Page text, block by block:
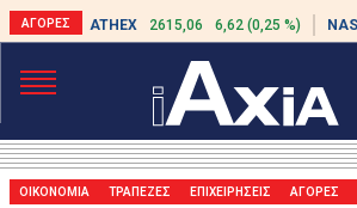
ATHEX 2615,06 6,62 (0,25 %)
ΟΙΚΟΝΟΜΙΑ ΤΡΑΠΕΖΕΣ ΕΠΙΧΕΙΡΗΣΕΙΣ ΑΓΟΡΕΣ